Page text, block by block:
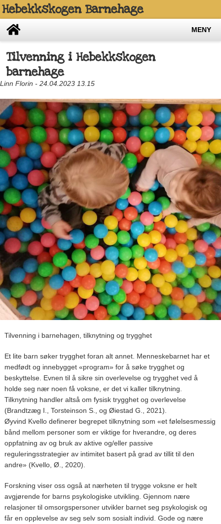
Hebekkskogen Barnehage
MENY
Tilvenning i Hebekkskogen
barnehage
Linn Florin - 24.04.2023 13.15
Tilvenning i barnehagen, tilknytning og trygghet
Et lite barn søker trygghet foran alt annet. Menneskebarnet har et
medfødt og innebygget «program» for å søke trygghet og
beskyttelse. Evnen til å sikre sin overlevelse og trygghet ved å
holde seg nær noen få voksne, er det vi kaller tilknytning.
Tilknytning handler altså om fysisk trygghet og overlevelse
(Brandtzæg I., Torsteinson S., og Øiestad G., 2021).
Øyvind Kvello definerer begrepet tilknytning som «et følelsesmessig
bånd mellom personer som er viktige for hverandre, og deres
oppfatning av og bruk av aktive og/eller passive
reguleringsstrategier av intimitet basert på grad av tillit til den
andre» (Kvello, Ø., 2020).
Forskning viser oss også at nærheten til trygge voksne er helt
avgjørende for barns psykologiske utvikling. Gjennom nære
relasjoner til omsorgspersoner utvikler barnet seg psykologisk og
får en opplevelse av seg selv som sosialt individ. Gode og nære